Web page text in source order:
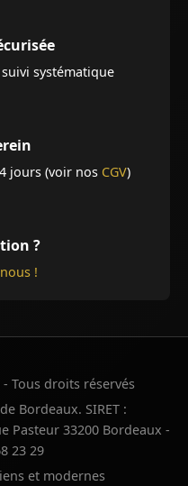
systématique
jours (voir nos CGV)
?
!
Tous droits réservés
Bordeaux. SIRET :
Pasteur 33200 Bordeaux -
23 29
et modernes